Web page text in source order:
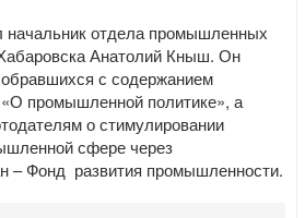
отдела промышленных
Анатолий Кныш. Он
с содержанием
промышленной политике», а
о стимулировании
сфере через
– Фонд развития промышленности.